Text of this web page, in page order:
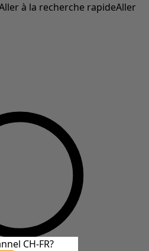
à la recherche rapideAller
CH-FR?